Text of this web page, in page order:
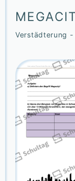
Verstädterung -